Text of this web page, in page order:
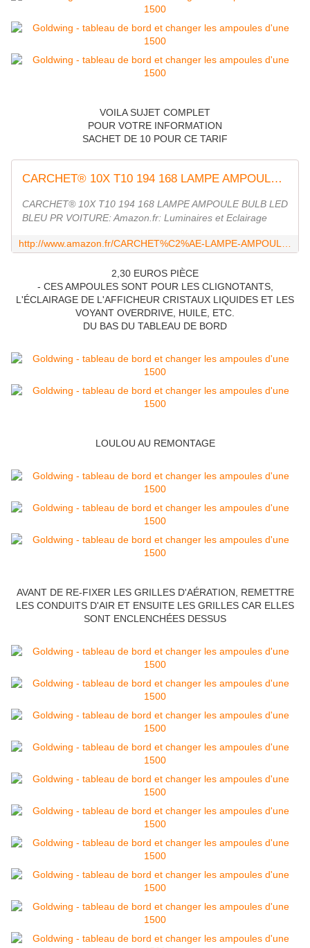
VOILA SUJET COMPLET
POUR VOTRE INFORMATION
SACHET DE 10 POUR CE TARIF
CARCHET® 10X T10 194 168 LAMPE AMPOULE BULB LED BLEU PR VOITURE
CARCHET® 10X T10 194 168 LAMPE AMPOULE BULB LED
BLEU PR VOITURE: Amazon.fr: Luminaires et Eclairage
2,30 EUROS PIÈCE
- CES AMPOULES SONT POUR LES CLIGNOTANTS,
L'ÉCLAIRAGE DE L'AFFICHEUR CRISTAUX LIQUIDES ET LES
VOYANT OVERDRIVE, HUILE, ETC.
DU BAS DU TABLEAU DE BORD
LOULOU AU REMONTAGE
AVANT DE RE-FIXER LES GRILLES D'AÉRATION, REMETTRE
LES CONDUITS D'AIR ET ENSUITE LES GRILLES CAR ELLES
SONT ENCLENCHÉES DESSUS